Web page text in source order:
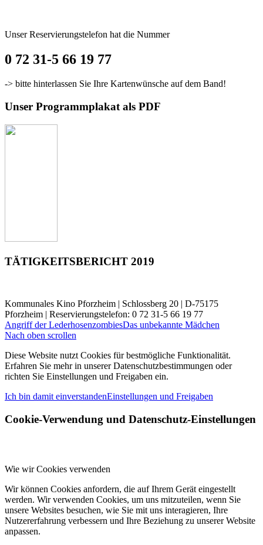
Unser Reservierungstelefon hat die Nummer
0 72 31-5 66 19 77
-> bitte hinterlassen Sie Ihre Kartenwünsche auf dem Band!
Unser Programmplakat als PDF
TÄTIGKEITSBERICHT 2019
Kommunales Kino Pforzheim | Schlossberg 20 | D-75175
Pforzheim | Reservierungstelefon: 0 72 31-5 66 19 77
Angriff der LederhosenzombiesDas unbekannte Mädchen
Nach oben scrollen
Diese Website nutzt Cookies für bestmögliche Funktionalität.
Erfahren Sie mehr in unserer Datenschutzbestimmungen oder
richten Sie Einstellungen und Freigaben ein.
Ich bin damit einverstandenEinstellungen und Freigaben
Cookie-Verwendung und Datenschutz-Einstellungen
Wie wir Cookies verwenden
Wir können Cookies anfordern, die auf Ihrem Gerät eingestellt
werden. Wir verwenden Cookies, um uns mitzuteilen, wenn Sie
unsere Websites besuchen, wie Sie mit uns interagieren, Ihre
Nutzererfahrung verbessern und Ihre Beziehung zu unserer Website
anpassen.